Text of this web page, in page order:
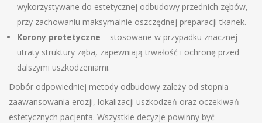
wykorzystywane do estetycznej odbudowy przednich zębów,
przy zachowaniu maksymalnie oszczędnej preparacji tkanek.
Korony protetyczne – stosowane w przypadku znacznej
utraty struktury zęba, zapewniają trwałość i ochronę przed
dalszymi uszkodzeniami.
Dobór odpowiedniej metody odbudowy zależy od stopnia
zaawansowania erozji, lokalizacji uszkodzeń oraz oczekiwań
estetycznych pacjenta. Wszystkie decyzje powinny być